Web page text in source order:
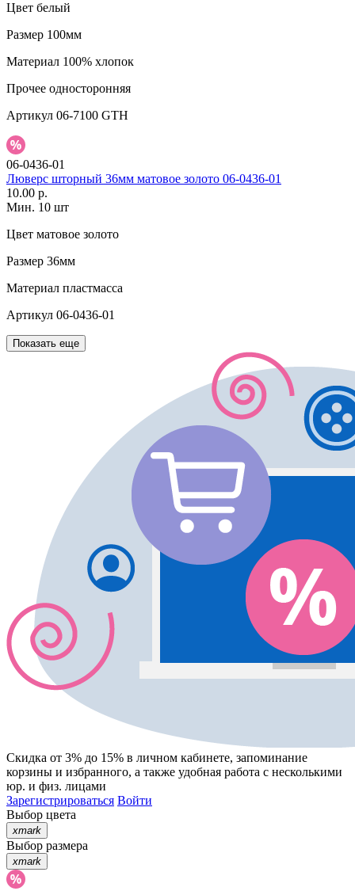
Цвет белый
Размер 100мм
Материал 100% хлопок
Прочее односторонняя
Артикул 06-7100 GTH
06-0436-01
Люверс шторный 36мм матовое золото 06-0436-01
10.00 р.
Мин. 10 шт
Цвет матовое золото
Размер 36мм
Материал пластмасса
Артикул 06-0436-01
Показать еще
Скидка от 3% до 15% в личном кабинете, запоминание
корзины и избранного, а также удобная работа с несколькими
юр. и физ. лицами
Зарегистрироваться Войти
Выбор цвета
xmark
Выбор размера
xmark